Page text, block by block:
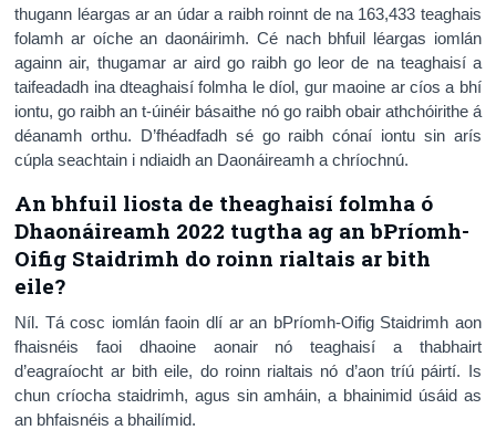
thugann léargas ar an údar a raibh roinnt de na 163,433 teaghais
folamh ar oíche an daonáirimh. Cé nach bhfuil léargas iomlán
againn air, thugamar ar aird go raibh go leor de na teaghaisí a
taifeadadh ina dteaghaisí folmha le díol, gur maoine ar cíos a bhí
iontu, go raibh an t-úinéir básaithe nó go raibh obair athchóirithe á
déanamh orthu. D’fhéadfadh sé go raibh cónaí iontu sin arís
cúpla seachtain i ndiaidh an Daonáireamh a chríochnú.
An bhfuil liosta de theaghaisí folmha ó
Dhaonáireamh 2022 tugtha ag an bPríomh-
Oifig Staidrimh do roinn rialtais ar bith
eile?
Níl. Tá cosc iomlán faoin dlí ar an bPríomh-Oifig Staidrimh aon
fhaisnéis faoi dhaoine aonair nó teaghaisí a thabhairt
d’eagraíocht ar bith eile, do roinn rialtais nó d’aon tríú páirtí. Is
chun críocha staidrimh, agus sin amháin, a bhainimid úsáid as
an bhfaisnéis a bhailímid.